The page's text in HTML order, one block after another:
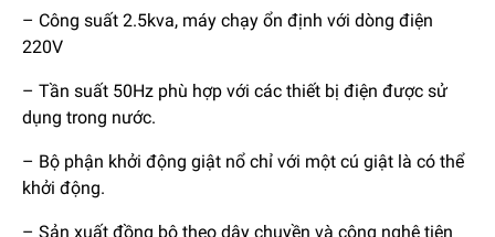
– Công suất 2.5kva, máy chạy ổn định với dòng điện
220V
– Tần suất 50Hz phù hợp với các thiết bị điện được sử
dụng trong nước.
– Bộ phận khởi động giật nổ chỉ với một cú giật là có thể
khởi động.
– Sản xuất đồng bộ theo dây chuyền và công nghệ tiên